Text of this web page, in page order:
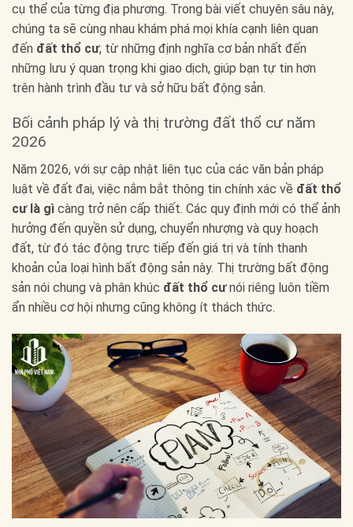
cụ thể của từng địa phương. Trong bài viết chuyên sâu này,
chúng ta sẽ cùng nhau khám phá mọi khía cạnh liên quan
đến đất thổ cư, từ những định nghĩa cơ bản nhất đến
những lưu ý quan trọng khi giao dịch, giúp bạn tự tin hơn
trên hành trình đầu tư và sở hữu bất động sản.
Bối cảnh pháp lý và thị trường đất thổ cư năm
2026
Năm 2026, với sự cập nhật liên tục của các văn bản pháp
luật về đất đai, việc nắm bắt thông tin chính xác về đất thổ
cư là gì càng trở nên cấp thiết. Các quy định mới có thể ảnh
hưởng đến quyền sử dụng, chuyển nhượng và quy hoạch
đất, từ đó tác động trực tiếp đến giá trị và tính thanh
khoản của loại hình bất động sản này. Thị trường bất động
sản nói chung và phân khúc đất thổ cưnói riêng luôn tiềm
ẩn nhiều cơ hội nhưng cũng không ít thách thức.